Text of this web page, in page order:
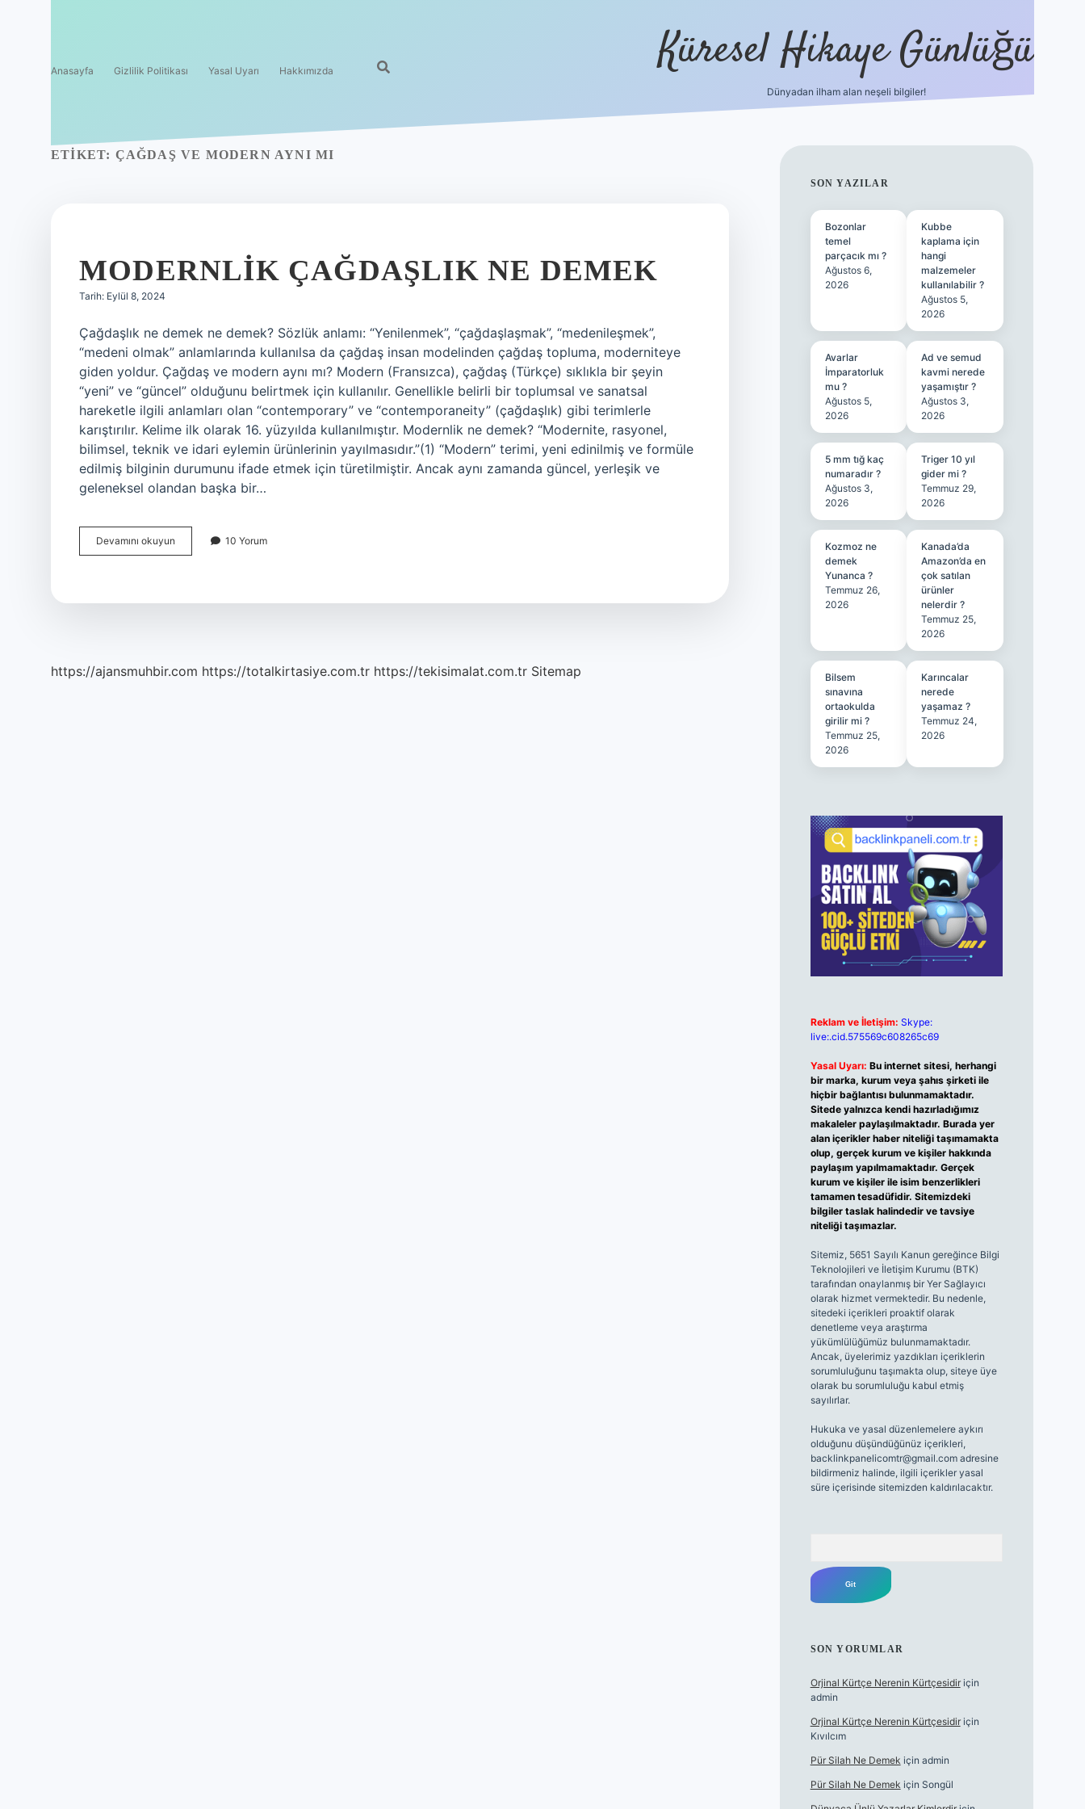
Anasayfa Gizlilik Politikası Yasal Uyarı Hakkımızda Küresel Hikaye Günlüğü
Dünyadan ilham alan neşeli bilgiler!
ETIKET: ÇAĞDAŞ VE MODERN AYNI MI
MODERNLIK ÇAĞDAŞLIK NE DEMEK
Tarih: Eylül 8, 2024
Çağdaşlık ne demek ne demek? Sözlük anlamı: “Yenilenmek”, “çağdaşlaşmak”, “medenileşmek”,
“medeni olmak” anlamlarında kullanılsa da çağdaş insan modelinden çağdaş topluma, moderniteye
giden yoldur. Çağdaş ve modern aynı mı? Modern (Fransızca), çağdaş (Türkçe) sıklıkla bir şeyin
“yeni” ve “güncel” olduğunu belirtmek için kullanılır. Genellikle belirli bir toplumsal ve sanatsal
hareketle ilgili anlamları olan “contemporary” ve “contemporaneity” (çağdaşlık) gibi terimlerle
karıştırılır. Kelime ilk olarak 16. yüzyılda kullanılmıştır. Modernlik ne demek? “Modernite, rasyonel,
bilimsel, teknik ve idari eylemin ürünlerinin yayılmasıdır.”(1) “Modern” terimi, yeni edinilmiş ve formüle
edilmiş bilginin durumunu ifade etmek için türetilmiştir. Ancak aynı zamanda güncel, yerleşik ve
geleneksel olandan başka bir…
Devamını okuyun Modernlik
Çağdaşlık
10 Yorum
https://ajansmuhbir.com https://totalkirtasiye.com.tr https://tekisimalat.com.tr Sitemap
SIDEBAR
SON YAZILAR
Bozonlar
temel
parçacık mı ?
Ağustos 6,
2026
Kubbe
kaplama için
hangi
malzemeler
kullanılabilir ?
Ağustos 5,
2026
Avarlar
İmparatorluk
mu ?
Ağustos 5,
2026
Ad ve semud
kavmi nerede
yaşamıştır ?
Ağustos 3,
2026
5 mm tığ kaç
numaradır ?
Ağustos 3,
2026
Triger 10 yıl
gider mi ?
Temmuz 29,
2026
Kozmoz ne
demek
Yunanca ?
Temmuz 26,
2026
Kanada’da
Amazon’da en
çok satılan
ürünler
nelerdir ?
Temmuz 25,
2026
Bilsem
sınavına
ortaokulda
girilir mi ?
Temmuz 25,
2026
Karıncalar
nerede
yaşamaz ?
Temmuz 24,
2026
Reklam ve İletişim: Skype:
live:.cid.575569c608265c69
Yasal Uyarı: Bu internet sitesi, herhangi
bir marka, kurum veya şahıs şirketi ile
hiçbir bağlantısı bulunmamaktadır.
Sitede yalnızca kendi hazırladığımız
makaleler paylaşılmaktadır. Burada yer
alan içerikler haber niteliği taşımamakta
olup, gerçek kurum ve kişiler hakkında
paylaşım yapılmamaktadır. Gerçek
kurum ve kişiler ile isim benzerlikleri
tamamen tesadüfidir. Sitemizdeki
bilgiler taslak halindedir ve tavsiye
niteliği taşımazlar.
Sitemiz, 5651 Sayılı Kanun gereğince Bilgi
Teknolojileri ve İletişim Kurumu (BTK)
tarafından onaylanmış bir Yer Sağlayıcı
olarak hizmet vermektedir. Bu nedenle,
sitedeki içerikleri proaktif olarak
denetleme veya araştırma
yükümlülüğümüz bulunmamaktadır.
Ancak, üyelerimiz yazdıkları içeriklerin
sorumluluğunu taşımakta olup, siteye üye
olarak bu sorumluluğu kabul etmiş
sayılırlar.
Hukuka ve yasal düzenlemelere aykırı
olduğunu düşündüğünüz içerikleri,
backlinkpanelicomtr@gmail.comadresine
bildirmeniz halinde, ilgili içerikler yasal
süre içerisinde sitemizden kaldırılacaktır.
SON YORUMLAR
Orjinal Kürtçe Nerenin Kürtçesidiriçin
admin
Orjinal Kürtçe Nerenin Kürtçesidiriçin
Kıvılcım
Pür Silah Ne Demek için admin
Pür Silah Ne Demek için Songül
betexper